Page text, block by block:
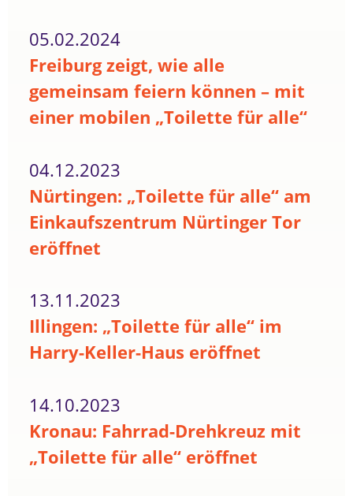
05.02.2024
Freiburg zeigt, wie alle
gemeinsam feiern können – mit
einer mobilen „Toilette für alle“
04.12.2023
Nürtingen: „Toilette für alle“ am
Einkaufszentrum Nürtinger Tor
eröffnet
13.11.2023
Illingen: „Toilette für alle“ im
Harry-Keller-Haus eröffnet
14.10.2023
Kronau: Fahrrad-Drehkreuz mit
„Toilette für alle“ eröffnet